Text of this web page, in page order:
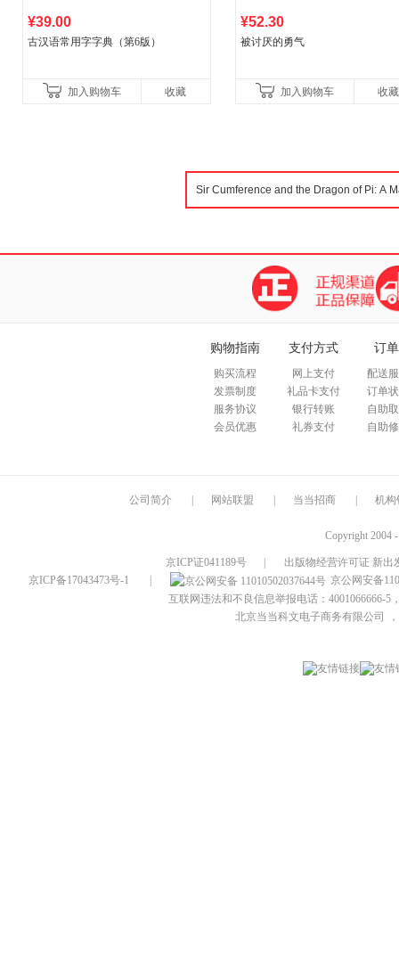
¥39.00
古汉语常用字字典（第6版）
加入购物车 收藏
¥52.30
被讨厌的勇气
加入购物车 收藏
购物指南
购买流程
发票制度
服务协议
会员优惠
支付方式
网上支付
礼品卡支付
银行转账
礼券支付
订
配送
订单
自助
自助
公司简介 网站联盟 当当招商 机构
Copyright 2004
京ICP证041189号
出版物经营许可证 新出
京ICP备17043473号-1
京公网安备
互联网违法和不良信息举报电话：4001066666-5
北京当当科文电子商务有限公司